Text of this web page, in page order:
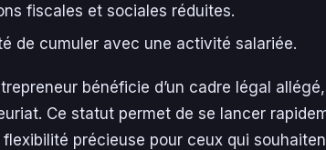
fiscales et sociales réduites.
de cumuler avec une activité salariée.
bénéficie d’un cadre légal
Ce statut permet de se lancer
précieuse pour ceux qui